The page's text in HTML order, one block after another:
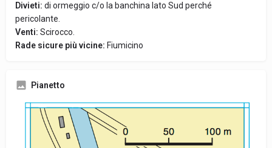
Divieti: di ormeggio c/o la banchina lato Sud perché
pericolante.
Venti: Scirocco.
Rade sicure più vicine: Fiumicino
Pianetto